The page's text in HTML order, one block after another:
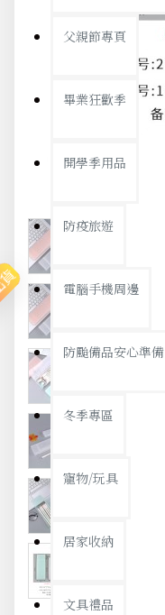
父親節專頁
畢業狂歡季
開學季用品
防疫旅遊
電腦手機周邊
防颱備品安心準備
冬季專區
寵物/玩具
居家收納
文具禮品